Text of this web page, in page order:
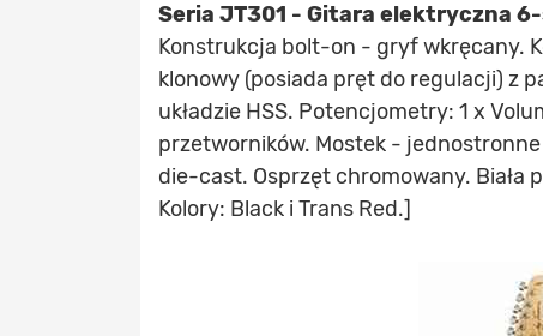
Seria JT301 - Gitara elektryczna
Konstrukcja bolt-on - gryf wkręcany.
klonowy (posiada pręt do regulacji) z
układzie HSS. Potencjometry: 1 x
przetworników. Mostek -
die-cast. Osprzęt chromowany. Biała
Kolory: Black i Trans Red.]